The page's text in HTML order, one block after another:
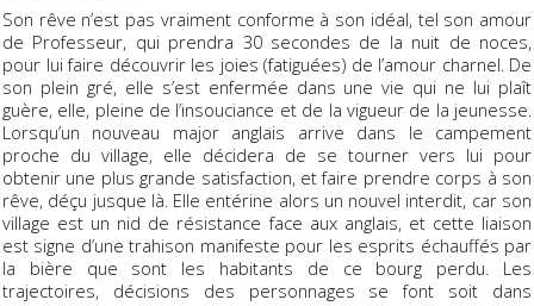
Son rêve n’est pas vraiment conforme à son idéal, tel son amour
de Professeur, qui prendra 30 secondes de la nuit de noces,
pour lui faire découvrir les joies (fatiguées) de l’amour charnel. De
son plein gré, elle s’est enfermée dans une vie qui ne lui plaît
guère, elle, pleine de l’insouciance et de la vigueur de la jeunesse.
Lorsqu’un nouveau major anglais arrive dans le campement
proche du village, elle décidera de se tourner vers lui pour
obtenir une plus grande satisfaction, et faire prendre corps à son
rêve, déçu jusque là. Elle entérine alors un nouvel interdit, car son
village est un nid de résistance face aux anglais, et cette liaison
est signe d’une trahison manifeste pour les esprits échauffés par
la bière que sont les habitants de ce bourg perdu. Les
trajectoires, décisions des personnages se font soit dans